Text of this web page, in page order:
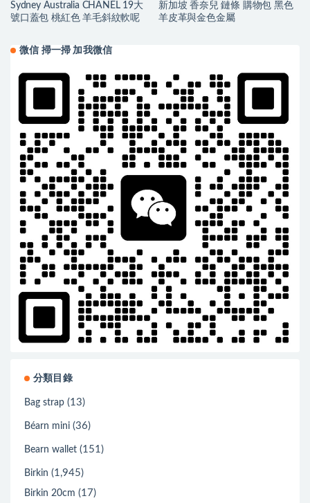
Sydney Australia CHANEL 19大
號口蓋包 桃紅色 羊毛斜紋軟呢
新加坡 香奈兒 鏈條 購物包 黑色
羊皮革與金色金屬
微信 掃一掃 加我微信
分類目錄
Bag strap (13)
Béarn mini (36)
Bearn wallet (151)
Birkin (1,945)
Birkin 20cm (17)